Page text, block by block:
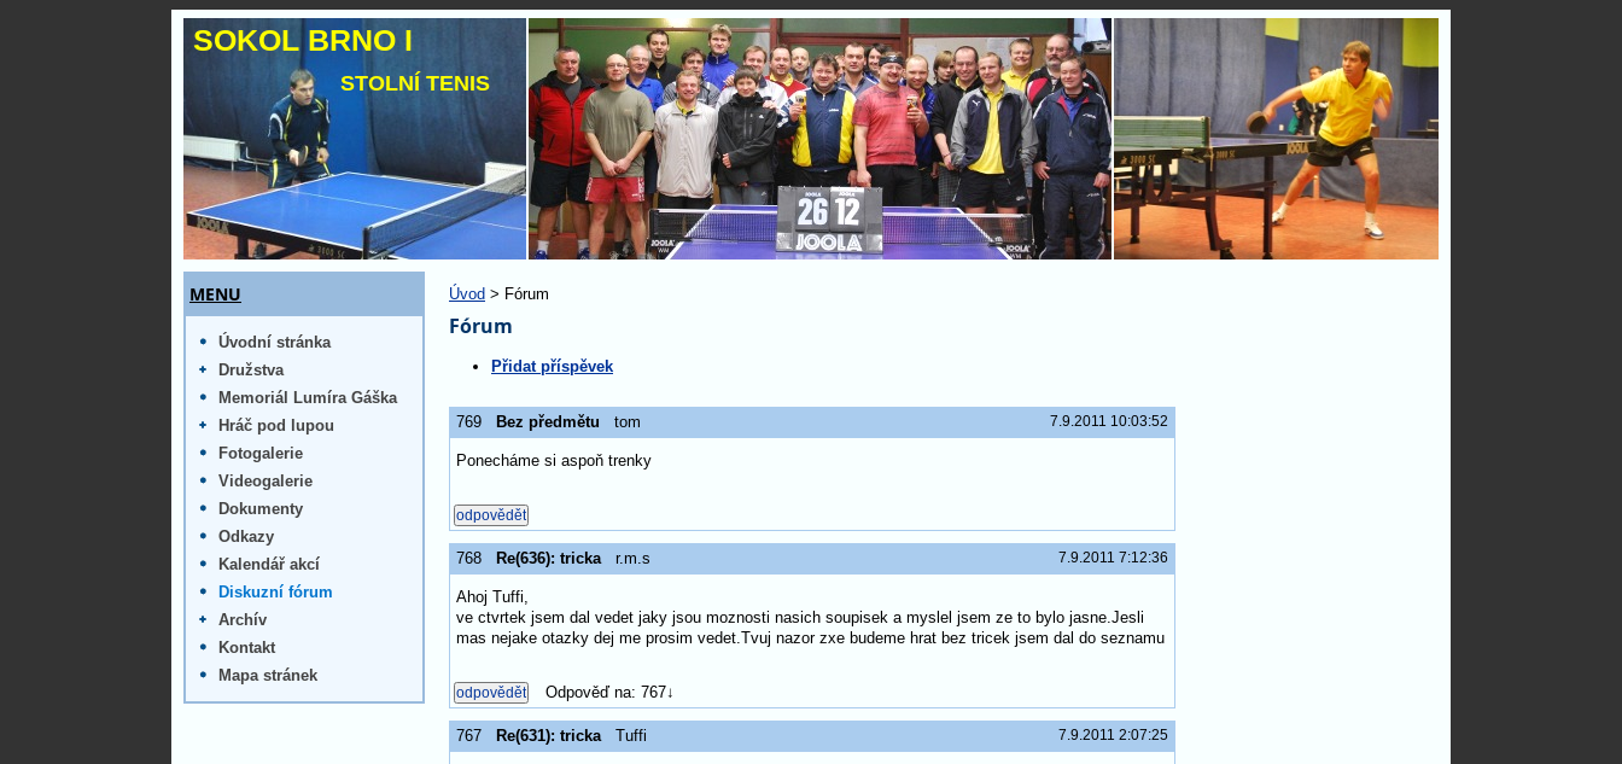
Úvod > Fórum
Fórum
Přidat příspěvek
7.9.2011 10:03:52
769 Bez předmětu tom
Ponecháme si aspoň trenky
7.9.2011 7:12:36
768 Re(636): trickar.m.s
Ahoj Tuffi,
ve ctvrtek jsem dal vedet jaky jsou moznosti nasich soupisek a myslel jsem ze to bylo jasne.Jesli
mas nejake otazky dej me prosim vedet.Tvuj nazor zxe budeme hrat bez tricek jsem dal do seznamu
Odpověď na: 767↓
7.9.2011 2:07:25
767 Re(631): trickaTuffi
MENU
Úvodní stránka
Družstva
Memoriál Lumíra Gáška
Hráč pod lupou
Fotogalerie
Videogalerie
Dokumenty
Odkazy
Kalendář akcí
Diskuzní fórum
Archív
Kontakt
Mapa stránek
SOKOL BRNO I
STOLNÍ TENIS